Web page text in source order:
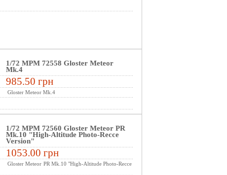
1/72 MPM 72558 Gloster Meteor
Mk.4
985.50 грн
Gloster Meteor Mk.4
1/72 MPM 72560 Gloster Meteor PR
Mk.10 "High-Altitude Photo-Recce
Version"
1053.00 грн
Gloster Meteor PR Mk.10 "High-Altitude Photo-Recce